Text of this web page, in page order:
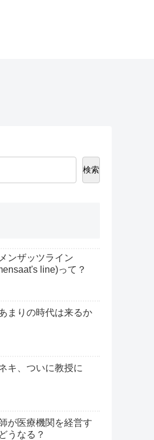
検索
ンザッツライン
line)って？
まりの時代は来るか
キ、ついに教授に
が医療機関を経営す
うなる？